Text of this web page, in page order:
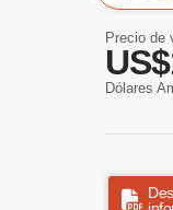
Precio de
Dólares